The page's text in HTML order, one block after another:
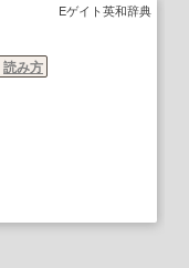
Eゲイト英和辞典
読み方